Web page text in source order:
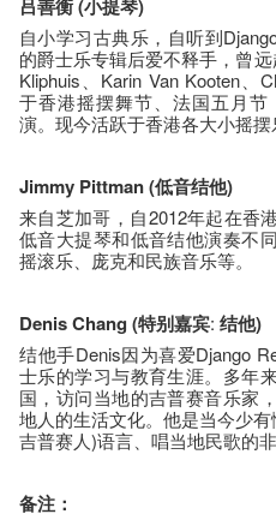
吕善衡(小提琴)
自小学习古典乐，自听到
的爵士乐专辑后爱不释手，曾
Kliphuis、Karin Van Kooten、
于香港摇摆舞节、法国五月
演。现今活跃于香港各大小摇摆
Jimmy Pittman (低音结他)
来自芝加哥，自2012年起在香
低音大提琴和低音结他演奏不
摇滚乐、庞克和民族音乐等。
Denis Chang (特别嘉宾: 结他)
结他手Denis因为喜爱Django
士乐的学习与教育生涯。多年
国，访问当地的吉普赛音乐家
地人的生活文化。他是当今少
吉普赛人)语言、唱当地民歌的非
备注：